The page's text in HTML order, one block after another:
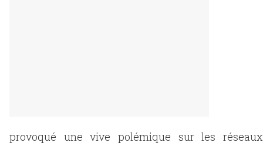
provoqué une vive polémique sur les réseaux